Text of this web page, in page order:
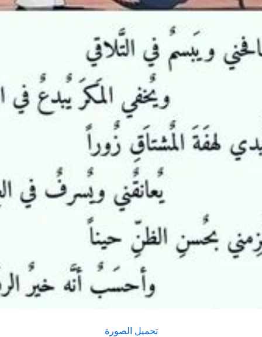
تحميل الصورة